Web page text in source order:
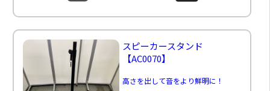
スピーカースタンド
【AC0070】
高さを出して音をより鮮明に！